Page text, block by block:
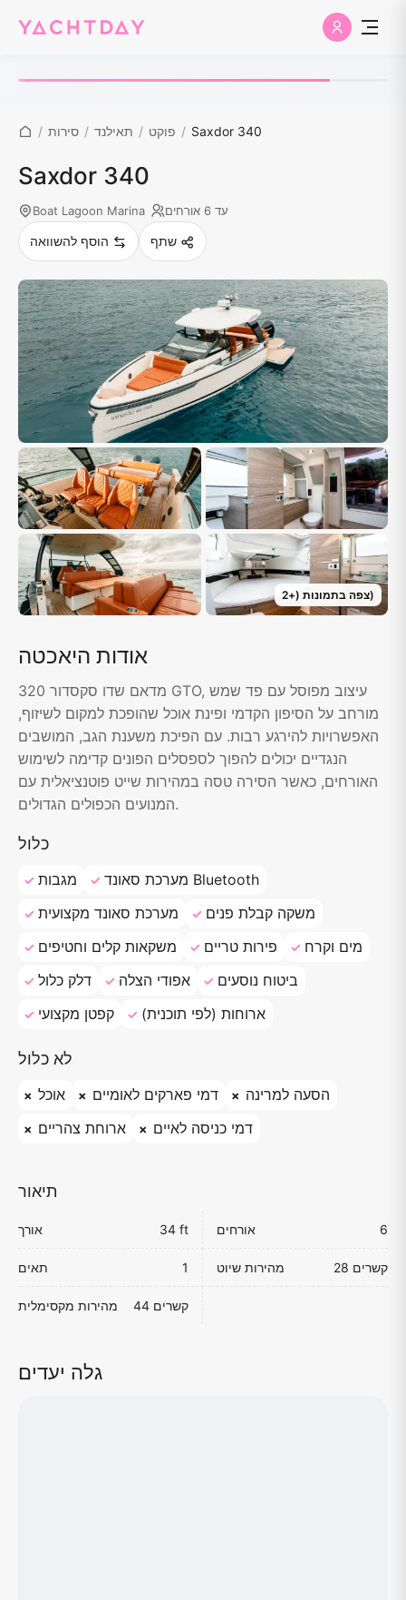
/ סירות / תאילנד / פוקט / Saxdor 340
Saxdor 340
Boat Lagoon Marina עד 6 אורחים
הוסף להשוואה שתף
צפה בתמונות (+
2 )
אודות היאכטה
מדאם שדו סקסדור 320 GTO, עיצוב מפוסל עם פד שמש
מורחב על הסיפון הקדמי ופינת אוכל שהופכת למקום לשיזוף,
האפשרויות להירגע רבות. עם הפיכת משענת הגב, המושבים
הנגדיים יכולים להפוך לספסלים הפונים קדימה לשימוש
האורחים, כאשר הסירה טסה במהירות שייט פוטנציאלית עם
המנועים הכפולים הגדולים.
כלול
מגבות
מערכת סאונד Bluetooth
מערכת סאונד מקצועית
משקה קבלת פנים
משקאות קלים וחטיפים
פירות טריים
מים וקרח
דלק כלול
אפודי הצלה
ביטוח נוסעים
קפטן מקצועי
ארוחות (לפי תוכנית)
לא כלול
אוכל דמי פארקים לאומיים
הסעה למרינה
ארוחת צהריים
דמי כניסה לאיים
תיאור
אורך 34 ft אורחים 6
תאים 1 מהירות שיוט 28 קשרים
מהירות מקסימלית 44 קשרים
גלה יעדים